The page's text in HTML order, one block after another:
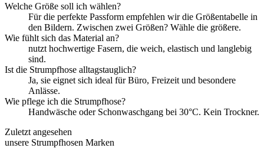
Welche Größe soll ich wählen?
Für die perfekte Passform empfehlen wir die Größentabelle in
den Bildern. Zwischen zwei Größen? Wähle die größere.
Wie fühlt sich das Material an?
nutzt hochwertige Fasern, die weich, elastisch und langlebig
sind.
Ist die Strumpfhose alltagstauglich?
Ja, sie eignet sich ideal für Büro, Freizeit und besondere
Anlässe.
Wie pflege ich die Strumpfhose?
Handwäsche oder Schonwaschgang bei 30°C. Kein Trockner.
Zuletzt angesehen
unsere Strumpfhosen Marken